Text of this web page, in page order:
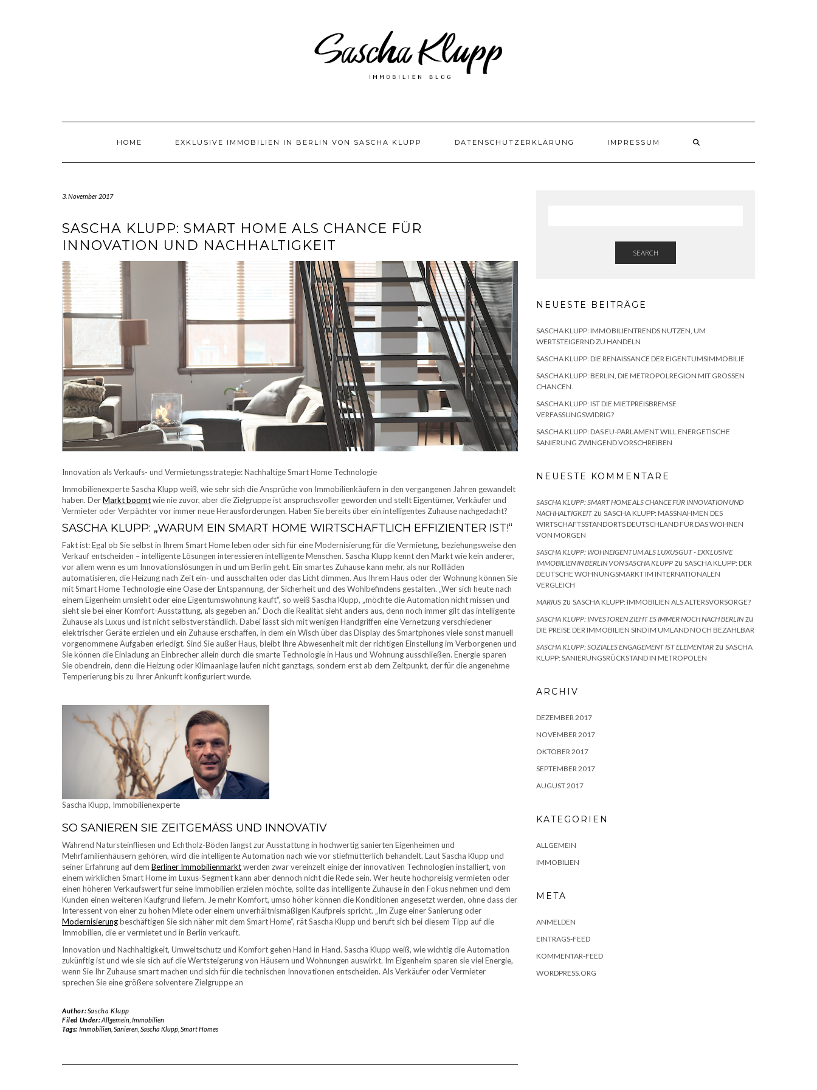
HOME EXKLUSIVE IMMOBILIEN IN BERLIN VON SASCHA KLUPP DATENSCHUTZERKLÄRUNG IMPRESSUM
3. November 2017
SASCHA KLUPP: SMART HOME ALS CHANCE FÜR
INNOVATION UND NACHHALTIGKEIT
Innovation als Verkaufs- und Vermietungsstrategie: Nachhaltige Smart Home Technologie
Immobilienexperte Sascha Klupp weiß, wie sehr sich die Ansprüche von Immobilienkäufern in den vergangenen Jahren gewandelt
haben. DerMarkt boomtwie nie zuvor, aber die Zielgruppe ist anspruchsvoller geworden und stellt Eigentümer, Verkäufer und
Vermieter oder Verpächter vor immer neue Herausforderungen. Haben Sie bereits über ein intelligentes Zuhause nachgedacht?
SASCHA KLUPP: „WARUM EIN SMART HOME WIRTSCHAFTLICH EFFIZIENTER IST!“
Fakt ist: Egal ob Sie selbst in Ihrem Smart Home leben oder sich für eine Modernisierung für die Vermietung, beziehungsweise den
Verkauf entscheiden – intelligente Lösungen interessieren intelligente Menschen. Sascha Klupp kennt den Markt wie kein anderer,
vor allem wenn es um Innovationslösungen in und um Berlin geht. Ein smartes Zuhause kann mehr, als nur Rollläden
automatisieren, die Heizung nach Zeit ein- und ausschalten oder das Licht dimmen. Aus Ihrem Haus oder der Wohnung können Sie
mit Smart Home Technologie eine Oase der Entspannung, der Sicherheit und des Wohlbefindens gestalten. „Wer sich heute nach
einem Eigenheim umsieht oder eine Eigentumswohnung kauft“, so weiß Sascha Klupp, „möchte die Automation nicht missen und
sieht sie bei einer Komfort-Ausstattung, als gegeben an.“ Doch die Realität sieht anders aus, denn noch immer gilt das intelligente
Zuhause als Luxus und ist nicht selbstverständlich. Dabei lässt sich mit wenigen Handgriffen eine Vernetzung verschiedener
elektrischer Geräte erzielen und ein Zuhause erschaffen, in dem ein Wisch über das Display des Smartphones viele sonst manuell
vorgenommene Aufgaben erledigt. Sind Sie außer Haus, bleibt Ihre Abwesenheit mit der richtigen Einstellung im Verborgenen und
Sie können die Einladung an Einbrecher allein durch die smarte Technologie in Haus und Wohnung ausschließen. Energie sparen
Sie obendrein, denn die Heizung oder Klimaanlage laufen nicht ganztags, sondern erst ab dem Zeitpunkt, der für die angenehme
Temperierung bis zu Ihrer Ankunft konfiguriert wurde.
Sascha Klupp, Immobilienexperte
SO SANIEREN SIE ZEITGEMÄSS UND INNOVATIV
Während Natursteinfliesen und Echtholz-Böden längst zur Ausstattung in hochwertig sanierten Eigenheimen und
Mehrfamilienhäusern gehören, wird die intelligente Automation nach wie vor stiefmütterlich behandelt. Laut Sascha Klupp und
seiner Erfahrung auf dem Berliner Immobilienmarktwerden zwar vereinzelt einige der innovativen Technologien installiert, von
einem wirklichen Smart Home im Luxus-Segment kann aber dennoch nicht die Rede sein. Wer heute hochpreisig vermieten oder
einen höheren Verkaufswert für seine Immobilien erzielen möchte, sollte das intelligente Zuhause in den Fokus nehmen und dem
Kunden einen weiteren Kaufgrund liefern. Je mehr Komfort, umso höher können die Konditionen angesetzt werden, ohne dass der
Interessent von einer zu hohen Miete oder einem unverhältnismäßigen Kaufpreis spricht. „Im Zuge einer Sanierung oder
Modernisierungbeschäftigen Sie sich näher mit dem Smart Home“, rät Sascha Klupp und beruft sich bei diesem Tipp auf die
Immobilien, die er vermietet und in Berlin verkauft.
Innovation und Nachhaltigkeit, Umweltschutz und Komfort gehen Hand in Hand. Sascha Klupp weiß, wie wichtig die Automation
zukünftig ist und wie sie sich auf die Wertsteigerung von Häusern und Wohnungen auswirkt. Im Eigenheim sparen sie viel Energie,
wenn Sie Ihr Zuhause smart machen und sich für die technischen Innovationen entscheiden. Als Verkäufer oder Vermieter
sprechen Sie eine größere solventere Zielgruppe an
Author:Sascha Klupp
Filed Under:Allgemein, Immobilien
Tags: Immobilien, Sanieren, Sascha Klupp, Smart Homes
SEARCH
NEUESTE BEITRÄGE
SASCHA KLUPP: IMMOBILIENTRENDS NUTZEN, UM
WERTSTEIGERND ZU HANDELN
SASCHA KLUPP: DIE RENAISSANCE DER EIGENTUMSIMMOBILIE
SASCHA KLUPP: BERLIN, DIE METROPOLREGION MIT GROSSEN C
HANCEN.
SASCHA KLUPP: IST DIE MIETPREISBREMSE
VERFASSUNGSWIDRIG?
SASCHA KLUPP: DAS EU-PARLAMENT WILL ENERGETISCHE
SANIERUNG ZWINGEND VORSCHREIBEN
NEUESTE KOMMENTARE
SASCHA KLUPP: SMART HOME ALS CHANCE FÜR INNOVATION UND
NACHHALTIGKEIT zu SASCHA KLUPP: MASSNAHMEN DES W
IRTSCHAFTSSTANDORTS DEUTSCHLAND FÜR DAS WOHNEN V
ON MORGEN
SASCHA KLUPP: WOHNEIGENTUM ALS LUXUSGUT - EXKLUSIVE
IMMOBILIEN IN BERLIN VON SASCHA KLUPP zu SASCHA KLUPP: DER
DEUTSCHE WOHNUNGSMARKT IM INTERNATIONALEN
VERGLEICH
MARIUS zu SASCHA KLUPP: IMMOBILIEN ALS ALTERSVORSORGE?
SASCHA KLUPP: INVESTOREN ZIEHT ES IMMER NOCH NACH BERLIN zu
DIE PREISE DER IMMOBILIEN SIND IM UMLAND NOCH BEZAHLBAR
SASCHA KLUPP: SOZIALES ENGAGEMENT IST ELEMENTAR zu SASCHA
KLUPP: SANIERUNGSRÜCKSTAND IN METROPOLEN
ARCHIV
DEZEMBER 2017
NOVEMBER 2017
OKTOBER 2017
SEPTEMBER 2017
AUGUST 2017
KATEGORIEN
ALLGEMEIN
IMMOBILIEN
META
ANMELDEN
EINTRAGS-FEED
KOMMENTAR-FEED
WORDPRESS.ORG